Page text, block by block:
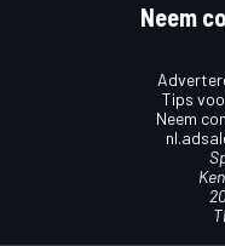
Neem
Tips
Neem